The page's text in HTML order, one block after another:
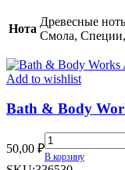
quantity
Нота
Древесные
Смола,
Add to wishlist
Bath & Body
50,00 ₽
Bath
&
Body
В корзину